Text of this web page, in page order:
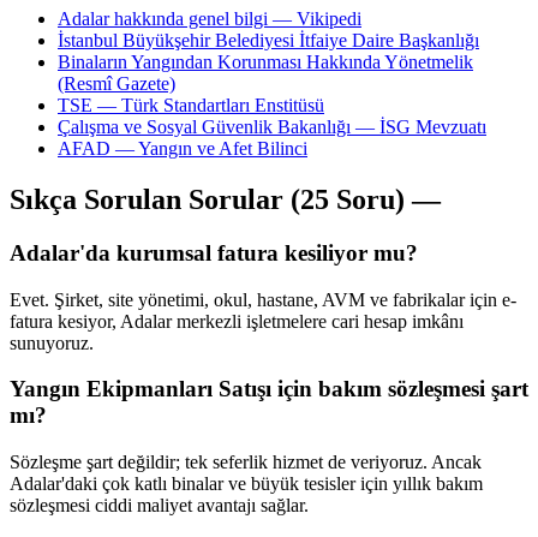
Adalar hakkında genel bilgi — Vikipedi
İstanbul Büyükşehir Belediyesi İtfaiye Daire Başkanlığı
Binaların Yangından Korunması Hakkında Yönetmelik
(Resmî Gazete)
TSE — Türk Standartları Enstitüsü
Çalışma ve Sosyal Güvenlik Bakanlığı — İSG Mevzuatı
AFAD — Yangın ve Afet Bilinci
Sıkça Sorulan Sorular (25 Soru) —
Adalar'da kurumsal fatura kesiliyor mu?
Evet. Şirket, site yönetimi, okul, hastane, AVM ve fabrikalar için e-
fatura kesiyor, Adalar merkezli işletmelere cari hesap imkânı
sunuyoruz.
Yangın Ekipmanları Satışı için bakım sözleşmesi şart
mı?
Sözleşme şart değildir; tek seferlik hizmet de veriyoruz. Ancak
Adalar'daki çok katlı binalar ve büyük tesisler için yıllık bakım
sözleşmesi ciddi maliyet avantajı sağlar.